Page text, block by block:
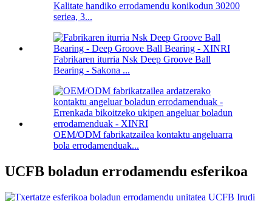
Kalitate handiko errodamendu konikodun 30200
seriea, 3...
Fabrikaren iturria Nsk Deep Groove Ball
Bearing - Sakona ...
OEM/ODM fabrikatzailea kontaktu angeluarra
bola errodamenduak...
UCFB boladun errodamendu esferikoa